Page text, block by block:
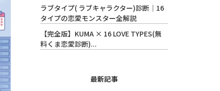
ラブタイプ( ラブキャラクター)診断｜16
タイプの恋愛モンスター全解説
【完全版】KUMA × 16 LOVE TYPES(無
料くま恋愛診断)...
最新記事